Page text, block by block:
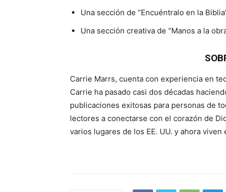
Una sección de “Encuéntralo en la
Una sección creativa de “Manos a la
Carrie Marrs, cuenta con experiencia en
Carrie ha pasado casi dos décadas
publicaciones exitosas para personas de
lectores a conectarse con el corazón de
varios lugares de los EE. UU. y ahora